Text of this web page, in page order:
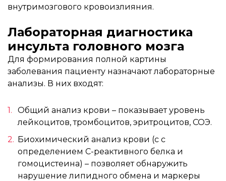
внутримозгового кровоизлияния.
Лабораторная диагностика
инсульта головного мозга
Для формирования полной картины
заболевания пациенту назначают лабораторные
анализы. В них входят:
Общий анализ крови – показывает уровень
лейкоцитов, тромбоцитов, эритроцитов, СОЭ.
Биохимический анализ крови (с с
определением С-реактивного белка и
гомоцистеина) – позволяет обнаружить
нарушение липидного обмена и маркеры